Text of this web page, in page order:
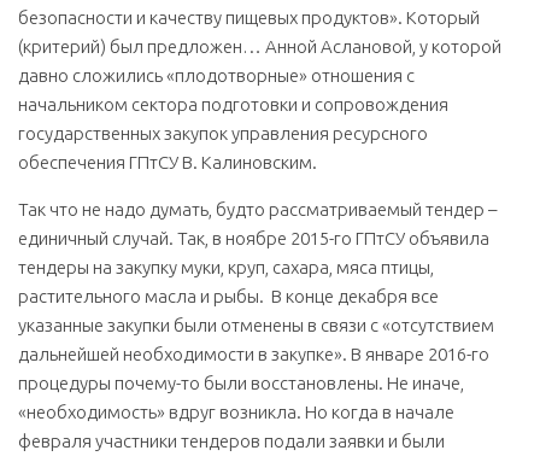
безопасности и качеству пищевых продуктов». Который
(критерий) был предложен… Анной Аслановой, у которой
давно сложились «плодотворные» отношения с
начальником сектора подготовки и сопровождения
государственных закупок управления ресурсного
обеспечения ГПтСУ В. Калиновским.
Так что не надо думать, будто рассматриваемый тендер –
единичный случай. Так, в ноябре 2015-го ГПтСУ объявила
тендеры на закупку муки, круп, сахара, мяса птицы,
растительного масла и рыбы. В конце декабря все
указанные закупки были отменены в связи с «отсутствием
дальнейшей необходимости в закупке». В январе 2016-го
процедуры почему-то были восстановлены. Не иначе,
«необходимость» вдруг возникла. Но когда в начале
февраля участники тендеров подали заявки и были